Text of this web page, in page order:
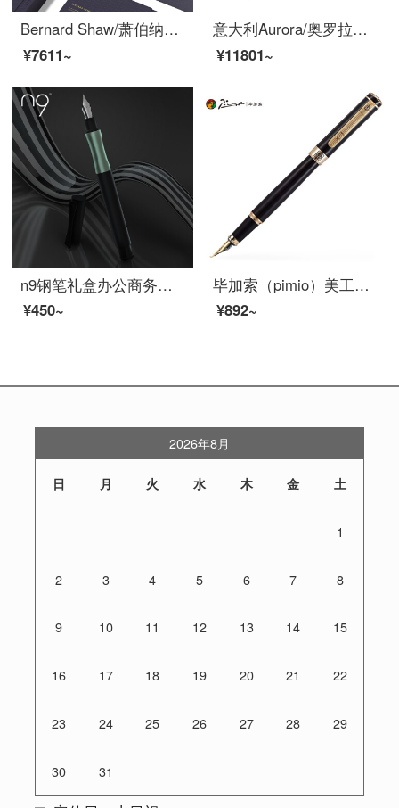
Bernard Shaw/萧伯纳钢笔灯塔墨水套装礼盒男士高档商务办公女生专用定制刻字复古生日礼物送礼 凛冬灰【尊享礼盒】 F尖0.6mm
¥7611~
意大利Aurora/奥罗拉钢笔Ipsilon意普西伦B1214K金笔商务送礼成人男士签字定制LOGO 黑杆白夹墨水礼盒套装 F
¥11801~
n9钢笔礼盒办公商务礼品签字笔铱金明尖无量系列碧穹绿色F尖
¥450~
毕加索（pimio）美工笔弯头弯尖书法钢笔男女士练字成人学生用笔1.0mm绅士系列902亮黑金夹
¥892~
2026年8月
日 月 火 水 木 金 土
1
2 3 4 5 6 7 8
9 10 11 12 13 14 15
16 17 18 19 20 21 22
23 24 25 26 27 28 29
30 31